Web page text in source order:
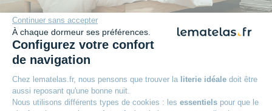
Continuer sans accepter
À chaque dormeur ses préférences.
Configurez votre confort
de navigation
Chez lematelas.fr, nous pensons que trouver la literie idéale doit être
aussi reposant qu'une bonne nuit.
Nous utilisons différents types de cookies : les essentiels pour que le
Plus qu'une promesse